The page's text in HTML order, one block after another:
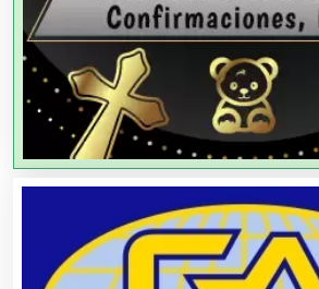
Agencias de Viajes
Agricultores
Agricultura y Ganadería